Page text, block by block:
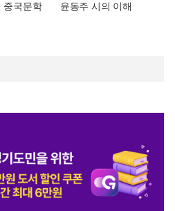
중국문학 윤동주 시의 이해